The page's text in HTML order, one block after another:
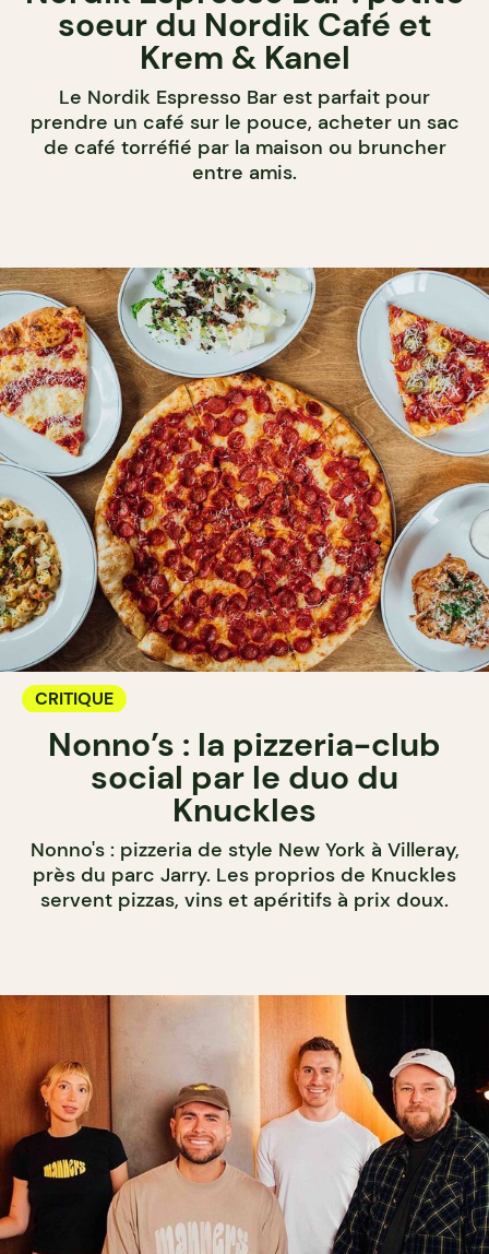
soeur du Nordik Café et
Krem & Kanel
Le Nordik Espresso Bar est parfait pour
prendre un café sur le pouce, acheter un sac
de café torréfié par la maison ou bruncher
entre amis.
CRITIQUE
Nonno’s : la pizzeria-club
social par le duo du
Knuckles
Nonno's : pizzeria de style New York à Villeray,
près du parc Jarry. Les proprios de Knuckles
servent pizzas, vins et apéritifs à prix doux.